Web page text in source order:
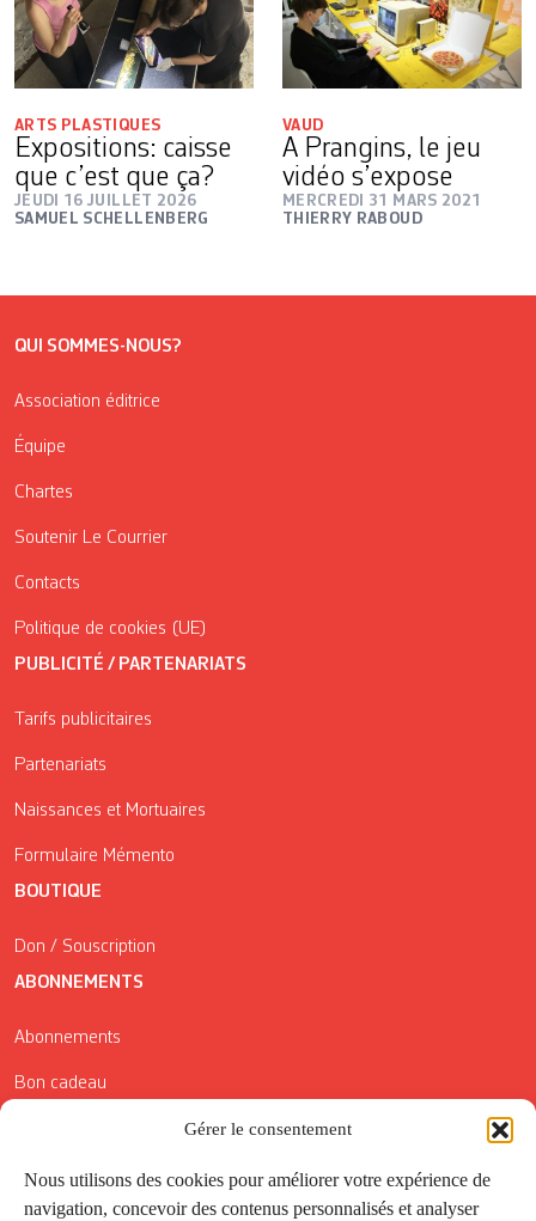
Gérer le consentement
Nous utilisons des cookies pour améliorer votre expérience de
navigation, concevoir des contenus personnalisés et analyser
ARTS PLASTIQUES
Expositions: caisse
que c’est que ça?
JEUDI 16 JUILLET 2026
SAMUEL SCHELLENBERG
VAUD
A Prangins, le jeu
vidéo s’expose
MERCREDI 31 MARS 2021
THIERRY RABOUD
QUI SOMMES-NOUS?
Association éditrice
Équipe
Chartes
Soutenir Le Courrier
Contacts
Politique de cookies (UE)
PUBLICITÉ / PARTENARIATS
Tarifs publicitaires
Partenariats
Naissances et Mortuaires
Formulaire Mémento
BOUTIQUE
Don / Souscription
ABONNEMENTS
Abonnements
Bon cadeau
Conditions générales de vente
Réductions de la Carte Côté Courrier